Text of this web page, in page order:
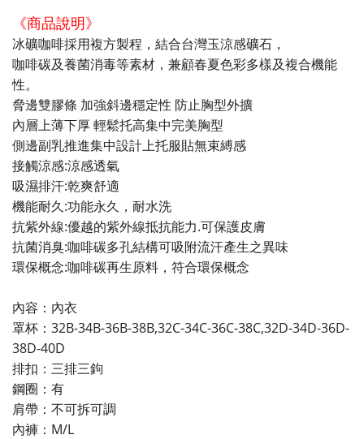
《商品說明》
冰礦咖啡採用複方製程，結合台灣玉涼感礦石，
咖啡碳及養菌消毒等素材，兼顧春夏色彩多樣及複合機能
性。
脅邊雙膠條 加強斜邊穩定性 防止胸型外擴
內層上薄下厚 輕鬆托高集中完美胸型
側邊副乳推進集中設計上托服貼無束縛感
接觸涼感:涼感透氣
吸濕排汗:乾爽舒適
機能耐久:功能永久，耐水洗
抗紫外線:優越的紫外線抵抗能力.可保護皮膚
抗菌消臭:咖啡碳多孔結構可吸附流汗產生之異味
環保概念:咖啡碳再生原料，符合環保概念
內容：內衣
罩杯：32B-34B-36B-38B,32C-34C-36C-38C,32D-34D-36D-
38D-40D
排扣：三排三鉤
鋼圈：有
肩帶：不可拆可調
內褲：M/L